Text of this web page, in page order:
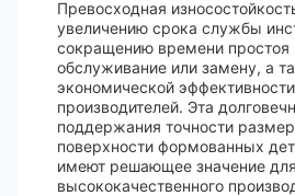
Превосходная
увеличению срока службы
сокращению времени простоя
обслуживание или замену, а
экономической
производителей. Эта
поддержания точности
поверхности формованных
имеют решающее значение для
высококачественного